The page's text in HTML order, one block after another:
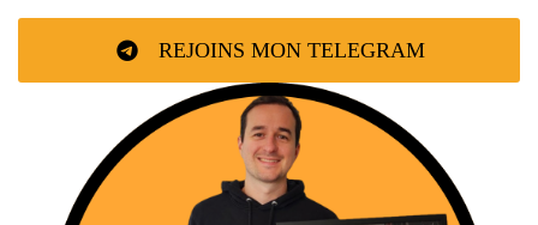
REJOINS MON TELEGRAM